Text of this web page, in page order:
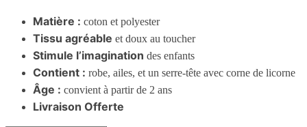
Matière : coton et polyester
Tissu agréable et doux au toucher
Stimule l’imagination des enfants
Contient : robe, ailes, et un serre-tête avec corne de licorne
Âge : convient à partir de 2 ans
Livraison Offerte